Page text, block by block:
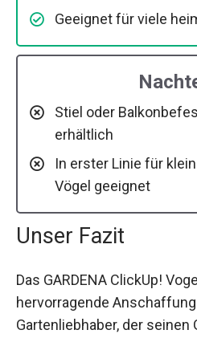
Geeignet für viele
Stiel oder
erhältlich
In erster Linie für
Vögel geeignet
Unser Fazit
Das GARDENA ClickUp!
hervorragende
Gartenliebhaber, der seinen